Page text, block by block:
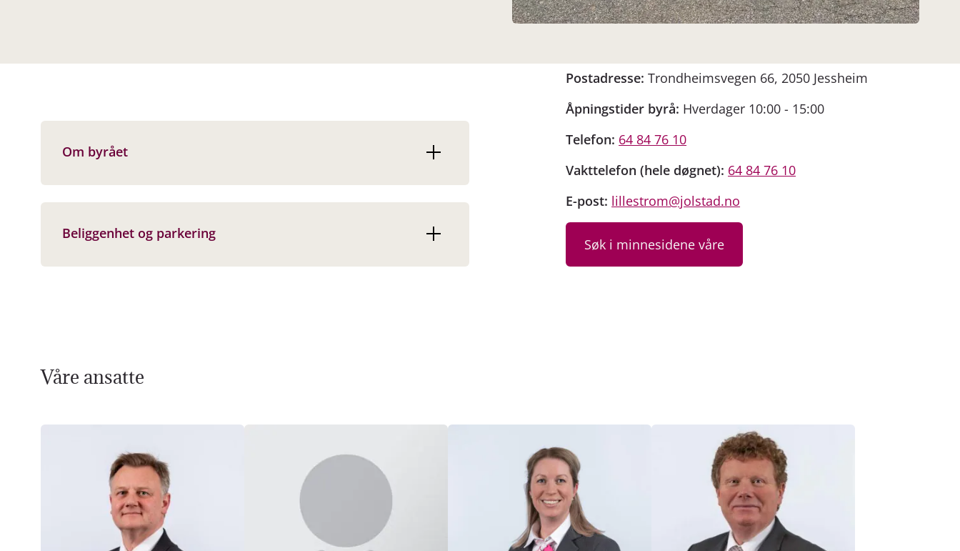
Om byrået
Beliggenhet og parkering
Postadresse: Trondheimsvegen 66, 2050 Jessheim
Åpningstider byrå: Hverdager 10:00 - 15:00
Telefon: 64 84 76 10
Vakttelefon (hele døgnet): 64 84 76 10
E-post: lillestrom@jolstad.no
Søk i minnesidene våre
Våre ansatte